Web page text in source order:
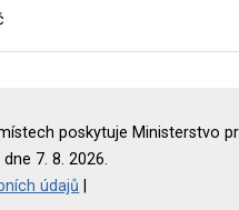
poskytuje Ministerstvo
7. 8. 2026.
údajů